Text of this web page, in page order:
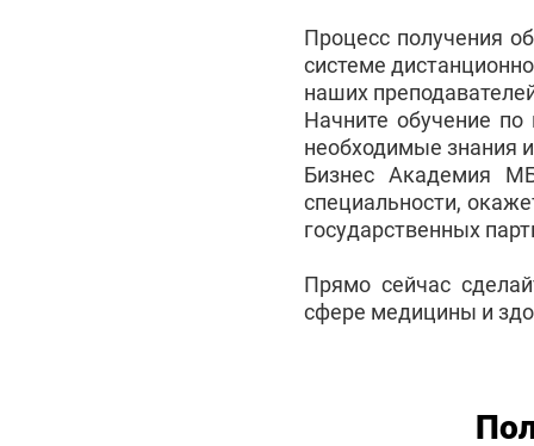
Процесс получения
системе
наших
Начните обучение
необходимые знания
Бизнес Академия
специальности,
государственных
Прямо сейчас
сфере медицины и